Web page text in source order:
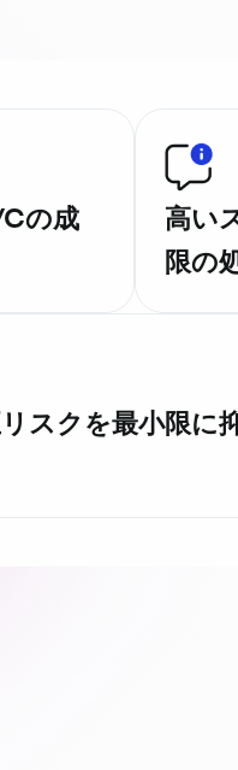
の成
高い
限の
スクを最小限に